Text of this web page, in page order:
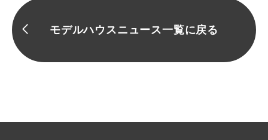
モデルハウスニュース一覧に戻る